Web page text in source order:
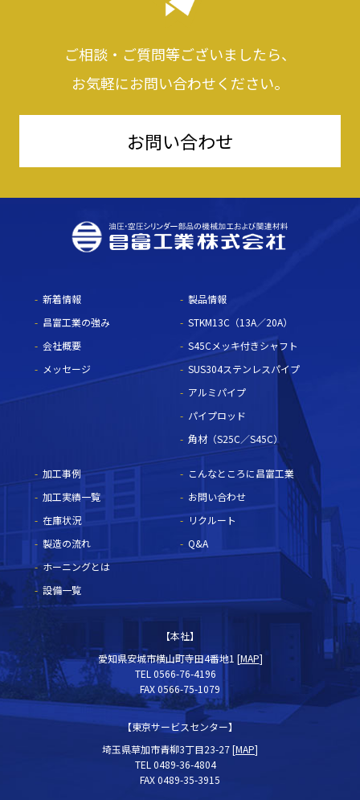
ご相談・ご質問等ございましたら、
お気軽にお問い合わせください。
お問い合わせ
新着情報
昌富工業の強み
会社概要
メッセージ
製品情報
STKM13C（13A／20A）
S45Cメッキ付きシャフト
SUS304ステンレスパイプ
アルミパイプ
パイプロッド
角材（S25C／S45C）
加工事例
加工実績一覧
在庫状況
製造の流れ
ホーニングとは
設備一覧
こんなところに昌富工業
お問い合わせ
リクルート
Q&A
【本社】
愛知県安城市横山町寺田4番地1 [MAP]
TEL 0566-76-4196
FAX 0566-75-1079
【東京サービスセンター】
埼玉県草加市青柳3丁目23-27 [MAP]
TEL 0489-36-4804
FAX 0489-35-3915